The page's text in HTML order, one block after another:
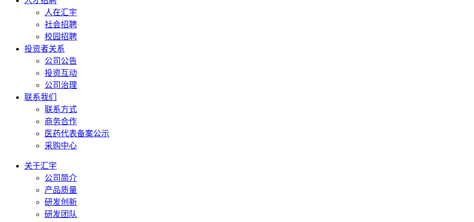
人在汇宇
社会招聘
校园招聘
投资者关系
公司公告
投资互动
公司治理
联系我们
联系方式
商务合作
医药代表备案公示
采购中心
关于汇宇
公司简介
产品质量
研发创新
研发团队